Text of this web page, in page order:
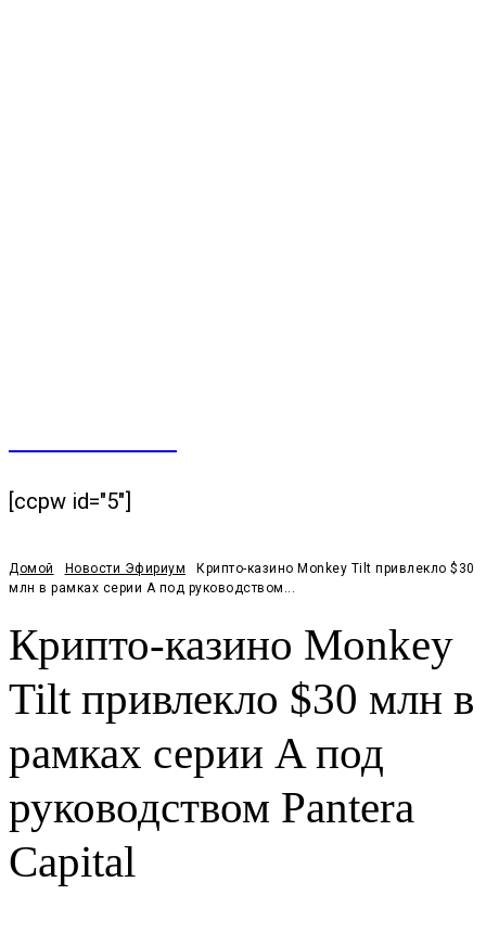
[ccpw id="5"]
Домой Новости Эфириум
Крипто-казино Monkey Tilt привлекло $30
млн в рамках серии A под руководством...
Крипто-казино Monkey
Tilt привлекло $30 млн в
рамках серии A под
руководством Pantera
Capital